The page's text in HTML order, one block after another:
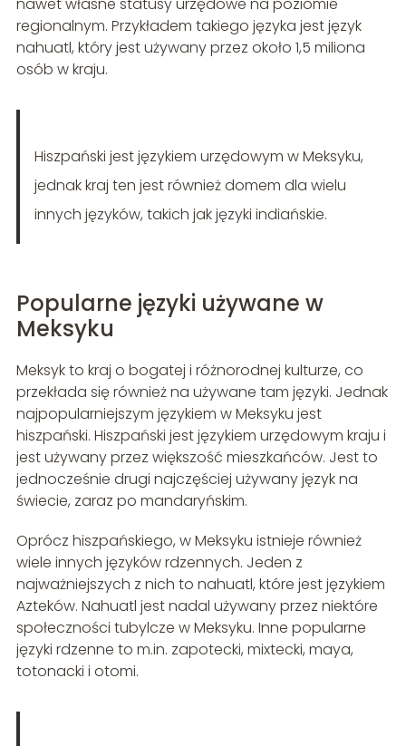
regionalnym. Przykładem takiego języka jest język
nahuatl, który jest używany przez około 1,5 miliona
osób w kraju.
Hiszpański jest językiem urzędowym w Meksyku,
jednak kraj ten jest również domem dla wielu
innych języków, takich jak języki indiańskie.
Popularne języki używane w
Meksyku
Meksyk to kraj o bogatej i różnorodnej kulturze, co
przekłada się również na używane tam języki. Jednak
najpopularniejszym językiem w Meksyku jest
hiszpański. Hiszpański jest językiem urzędowym kraju i
jest używany przez większość mieszkańców. Jest to
jednocześnie drugi najczęściej używany język na
świecie, zaraz po mandaryńskim.
Oprócz hiszpańskiego, w Meksyku istnieje również
wiele innych języków rdzennych. Jeden z
najważniejszych z nich to nahuatl, które jest językiem
Azteków. Nahuatl jest nadal używany przez niektóre
społeczności tubylcze w Meksyku. Inne popularne
języki rdzenne to m.in. zapotecki, mixtecki, maya,
totonacki i otomi.